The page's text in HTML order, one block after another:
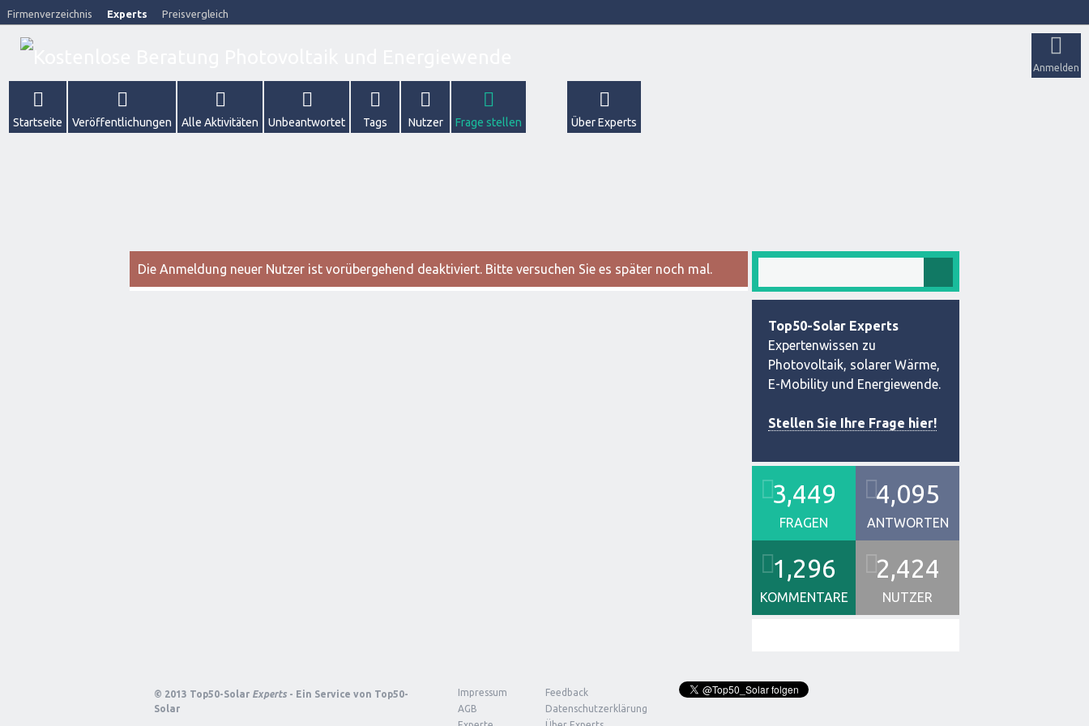
Firmenverzeichnis Experts Preisvergleich
Anmelden
Startseite Veröffentlichungen Alle Aktivitäten Unbeantwortet Tags Nutzer Frage stellen Über Experts
Die Anmeldung neuer Nutzer ist vorübergehend deaktiviert. Bitte versuchen Sie es später noch mal.
Top50-Solar Experts
Expertenwissen zu
Photovoltaik, solarer Wärme,
E-Mobility und Energiewende.
Stellen Sie Ihre Frage hier!
3,449
FRAGEN
4,095
ANTWORTEN
1,296
KOMMENTARE
2,424
NUTZER
© 2013 Top50-Solar Experts - Ein Service von Top50-
Solar
Impressum
Feedback
AGB
Datenschutzerklärung